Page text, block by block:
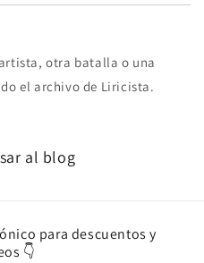
otra batalla o una
el archivo de Liricista.
al blog
para descuentos y
👇